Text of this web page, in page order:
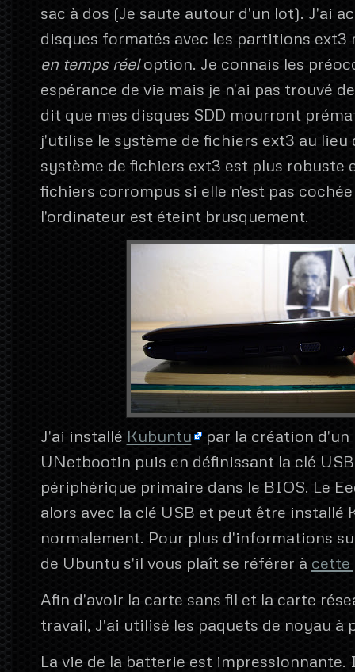
sac à dos (Je saute autour d'un lot). J'ai
disques formatés avec les partitions ext3
en temps réeloption. Je connais les
espérance de vie mais je n'ai pas trouvé
dit que mes disques SDD mourront
j'utilise le système de fichiers ext3 au lieu
système de fichiers ext3 est plus robuste
fichiers corrompus si elle n'est pas
l'ordinateur est éteint brusquement.
J'ai installé Kubuntu par la création d'un
UNetbootin puis en définissant la clé
périphérique primaire dans le BIOS. Le
alors avec la clé USB et peut être installé
normalement. Pour plus d'informations
de Ubuntu s'il vous plaît se référer à cette
Afin d'avoir la carte sans fil et la carte
travail, J'ai utilisé les paquets de noyau à
La vie de la batterie est impressionnante.